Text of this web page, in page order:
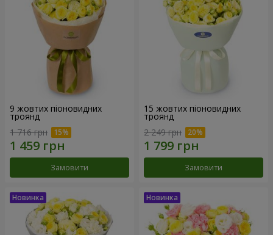
9 жовтих піоновидних
троянд
1 716 грн
Замовити
15 жовтих піоновидних
троянд
2 249 грн
Замовити